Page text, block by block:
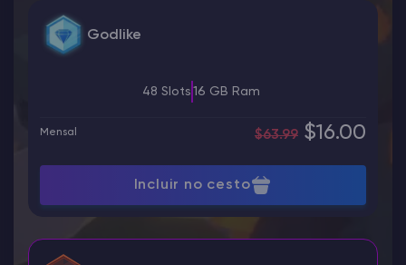
Godlike
48 Slots 16 GB Ram
Mensal $63.99 $16.00
Incluir no cesto